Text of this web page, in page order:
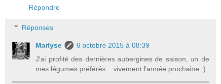
Répondre
Réponses
Marlyse
6 octobre 2015 à 08:39
J'ai profité des dernières aubergines de saison, un de
mes légumes préférés... vivement l'année prochaine :)